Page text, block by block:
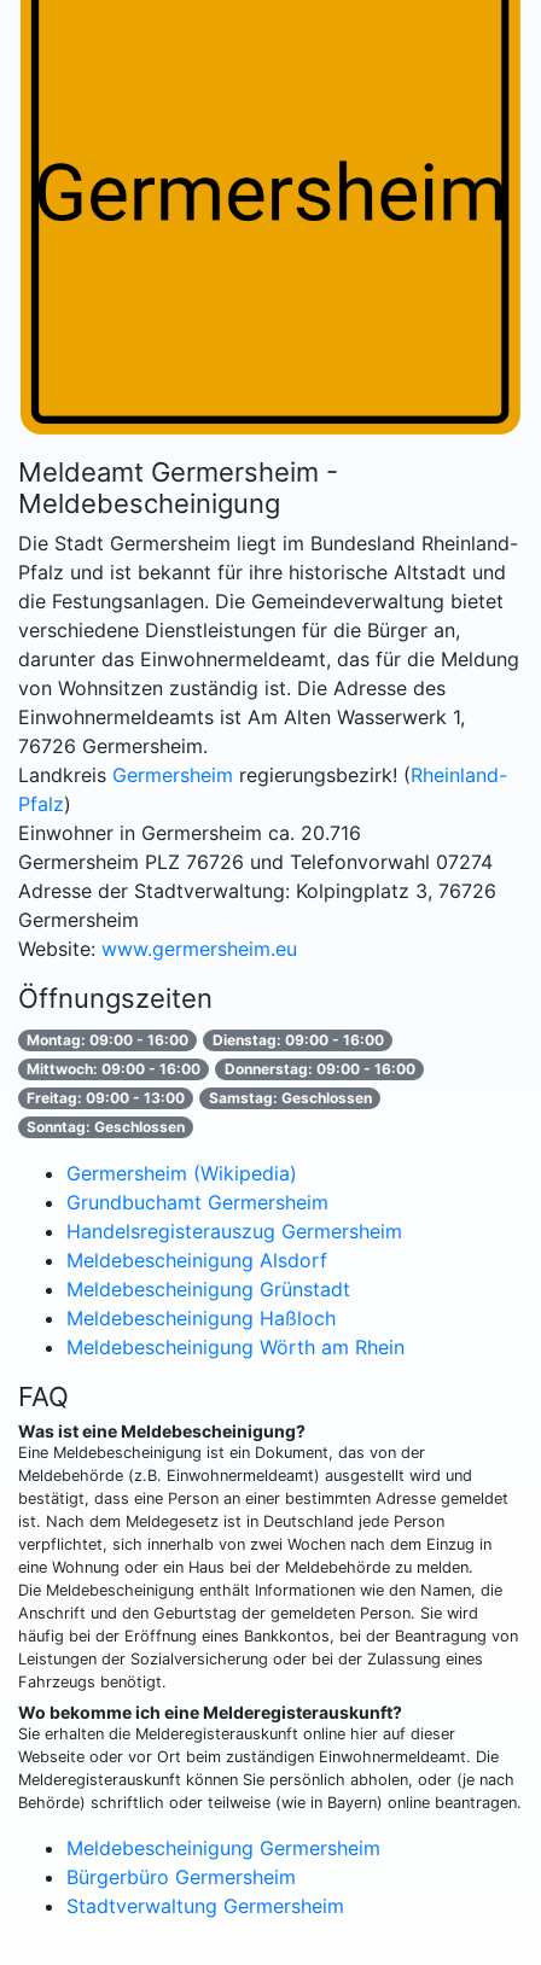
Meldeamt Germersheim -
Meldebescheinigung
Die Stadt Germersheim liegt im Bundesland Rheinland-
Pfalz und ist bekannt für ihre historische Altstadt und
die Festungsanlagen. Die Gemeindeverwaltung bietet
verschiedene Dienstleistungen für die Bürger an,
darunter das Einwohnermeldeamt, das für die Meldung
von Wohnsitzen zuständig ist. Die Adresse des
Einwohnermeldeamts ist Am Alten Wasserwerk 1,
76726 Germersheim.
Landkreis Germersheim regierungsbezirk! (Rheinland-
Pfalz)
Einwohner in Germersheim ca. 20.716
Germersheim PLZ 76726 und Telefonvorwahl 07274
Adresse der Stadtverwaltung: Kolpingplatz 3, 76726
Germersheim
Website: www.germersheim.eu
Öffnungszeiten
Montag: 09:00 - 16:00
Dienstag: 09:00 - 16:00
Mittwoch: 09:00 - 16:00
Donnerstag: 09:00 - 16:00
Freitag: 09:00 - 13:00
Samstag: Geschlossen
Sonntag: Geschlossen
Germersheim (Wikipedia)
Grundbuchamt Germersheim
Handelsregisterauszug Germersheim
Meldebescheinigung Alsdorf
Meldebescheinigung Grünstadt
Meldebescheinigung Haßloch
Meldebescheinigung Wörth am Rhein
FAQ
Was ist eine Meldebescheinigung?
Eine Meldebescheinigung ist ein Dokument, das von der
Meldebehörde (z.B. Einwohnermeldeamt) ausgestellt wird und
bestätigt, dass eine Person an einer bestimmten Adresse gemeldet
ist. Nach dem Meldegesetz ist in Deutschland jede Person
verpflichtet, sich innerhalb von zwei Wochen nach dem Einzug in
eine Wohnung oder ein Haus bei der Meldebehörde zu melden.
Die Meldebescheinigung enthält Informationen wie den Namen, die
Anschrift und den Geburtstag der gemeldeten Person. Sie wird
häufig bei der Eröffnung eines Bankkontos, bei der Beantragung von
Leistungen der Sozialversicherung oder bei der Zulassung eines
Fahrzeugs benötigt.
Wo bekomme ich eine Melderegisterauskunft?
Sie erhalten die Melderegisterauskunft online hier auf dieser
Webseite oder vor Ort beim zuständigen Einwohnermeldeamt. Die
Melderegisterauskunft können Sie persönlich abholen, oder (je nach
Behörde) schriftlich oder teilweise (wie in Bayern) online beantragen.
Meldebescheinigung Germersheim
Bürgerbüro Germersheim
Stadtverwaltung Germersheim